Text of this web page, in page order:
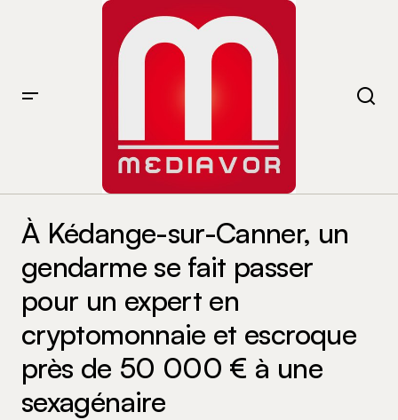
50 000 € à une sexagénaire
À Kédange-sur-Canner, un
gendarme se fait passer
pour un expert en
cryptomonnaie et escroque
près de 50 000 € à une
sexagénaire